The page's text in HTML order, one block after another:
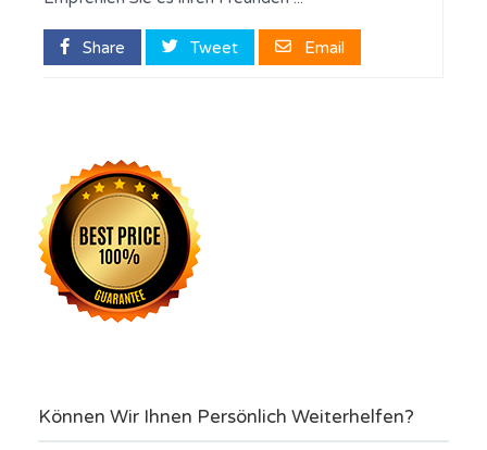
Share Tweet Email
Können Wir Ihnen Persönlich Weiterhelfen?